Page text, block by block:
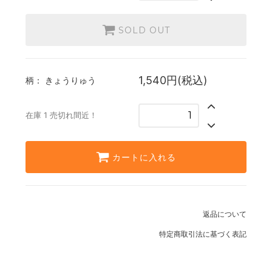
SOLD OUT
柄： きょうりゅう 1,540円(税込)
在庫 1 売切れ間近！
カートに入れる
返品について
特定商取引法に基づく表記